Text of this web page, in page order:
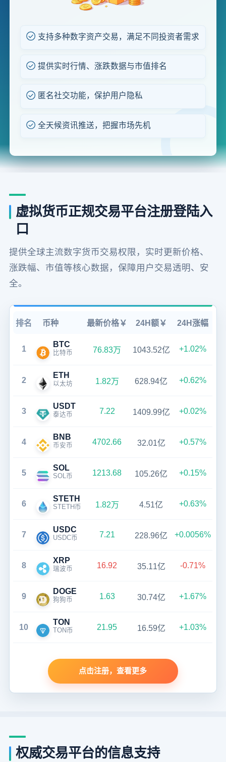
支持多种数字资产交易，满足不同投资者需求
提供实时行情、涨跌数据与市值排名
匿名社交功能，保护用户隐私
全天候资讯推送，把握市场先机
虚拟货币正规交易平台注册登陆入
口
提供全球主流数字货币交易权限，实时更新价格、
涨跌幅、市值等核心数据，保障用户交易透明、安
全。
排名 币种 最新价格￥ 24H额￥ 24H涨幅
1
BTC
比特币 76.83万 1043.52亿 +1.02%
2
ETH
以太坊 1.82万 628.94亿 +0.62%
3
USDT
泰达币 7.22 1409.99亿 +0.02%
4
BNB
币安币 4702.66 32.01亿 +0.57%
5
SOL
SOL币 1213.68 105.26亿 +0.15%
6
STETH
STETH币 1.82万 4.51亿 +0.63%
7
USDC
USDC币 7.21 228.96亿 +0.0056%
8
XRP
瑞波币 16.92 35.11亿 -0.71%
9
DOGE
狗狗币 1.63 30.74亿 +1.67%
10
TON
TON币 21.95 16.59亿 +1.03%
点击注册，查看更多
权威交易平台的信息支持